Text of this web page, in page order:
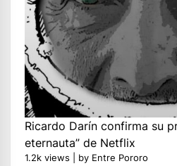
Ricardo Darín confirma su
eternauta” de Netflix
1.2k views by Entre Pororo